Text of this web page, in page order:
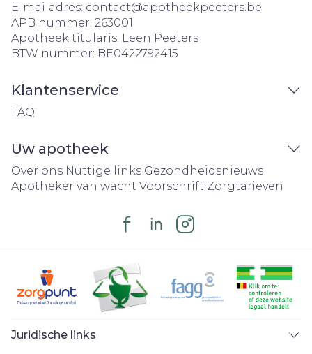
E-mailadres: contact@apotheekpeeters.be
APB nummer: 263001
Apotheek titularis: Leen Peeters
BTW nummer: BE0422792415
Klantenservice
FAQ
Uw apotheek
Over ons Nuttige links Gezondheidsnieuws
Apotheker van wacht Voorschrift Zorgtarieven
Juridische links